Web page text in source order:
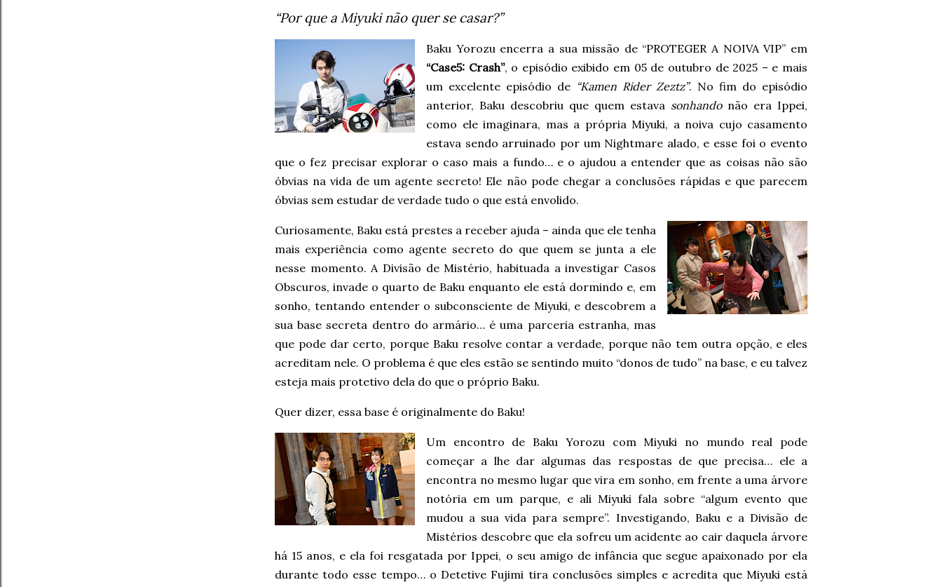
“Por que a Miyuki não quer se casar?”
Baku Yorozu encerra a sua missão de “PROTEGER A NOIVA VIP” em
“Case5: Crash”, o episódio exibido em 05 de outubro de 2025 – e mais
um excelente episódio de “Kamen Rider Zeztz”. No fim do episódio
anterior, Baku descobriu que quem estava sonhandonão era Ippei,
como ele imaginara, mas a própria Miyuki, a noiva cujo casamento
estava sendo arruinado por um Nightmare alado, e esse foi o evento
que o fez precisar explorar o caso mais a fundo… e o ajudou a entender que as coisas não são
óbvias na vida de um agente secreto! Ele não pode chegar a conclusões rápidas e que parecem
óbvias sem estudar de verdade tudo o que está envolido.
Curiosamente, Baku está prestes a receber ajuda – ainda que ele tenha
mais experiência como agente secreto do que quem se junta a ele
nesse momento. A Divisão de Mistério, habituada a investigar Casos
Obscuros, invade o quarto de Baku enquanto ele está dormindo e, em
sonho, tentando entender o subconsciente de Miyuki, e descobrem a
sua base secreta dentro do armário… é uma parceria estranha, mas
que pode dar certo, porque Baku resolve contar a verdade, porque não tem outra opção, e eles
acreditam nele. O problema é que eles estão se sentindo muito “donos de tudo” na base, e eu talvez
esteja mais protetivo dela do que o próprio Baku.
Quer dizer, essa base é originalmente do Baku!
Um encontro de Baku Yorozu com Miyuki no mundo real pode
começar a lhe dar algumas das respostas de que precisa… ele a
encontra no mesmo lugar que vira em sonho, em frente a uma árvore
notória em um parque, e ali Miyuki fala sobre “algum evento que
mudou a sua vida para sempre”. Investigando, Baku e a Divisão de
Mistérios descobre que ela sofreu um acidente ao cair daquela árvore
há 15 anos, e ela foi resgatada por Ippei, o seu amigo de infância que segue apaixonado por ela
durante todo esse tempo… o Detetive Fujimi tira conclusões simples e acredita que Miyuki está